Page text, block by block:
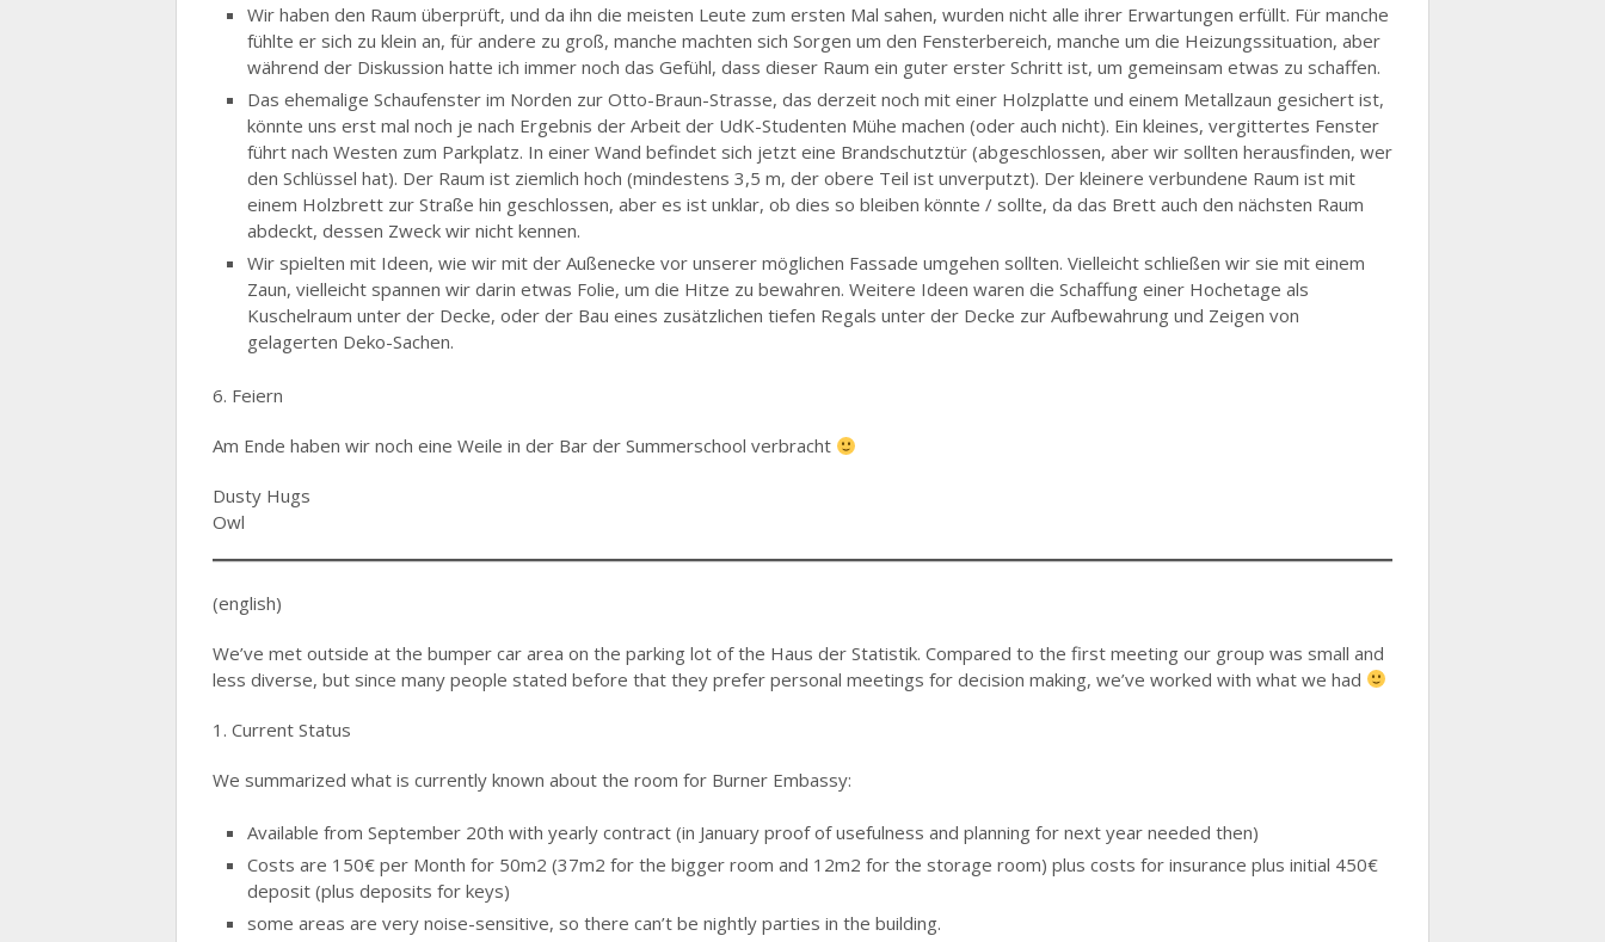
Wir haben den Raum überprüft, und da ihn die meisten Leute zum ersten Mal sahen, wurden nicht alle ihrer Erwartungen erfüllt. Für manche
fühlte er sich zu klein an, für andere zu groß, manche machten sich Sorgen um den Fensterbereich, manche um die Heizungssituation, aber
während der Diskussion hatte ich immer noch das Gefühl, dass dieser Raum ein guter erster Schritt ist, um gemeinsam etwas zu schaffen.
Das ehemalige Schaufenster im Norden zur Otto-Braun-Strasse, das derzeit noch mit einer Holzplatte und einem Metallzaun gesichert ist,
könnte uns erst mal noch je nach Ergebnis der Arbeit der UdK-Studenten Mühe machen (oder auch nicht). Ein kleines, vergittertes Fenster
führt nach Westen zum Parkplatz. In einer Wand befindet sich jetzt eine Brandschutztür (abgeschlossen, aber wir sollten herausfinden, wer
den Schlüssel hat). Der Raum ist ziemlich hoch (mindestens 3,5 m, der obere Teil ist unverputzt). Der kleinere verbundene Raum ist mit
einem Holzbrett zur Straße hin geschlossen, aber es ist unklar, ob dies so bleiben könnte / sollte, da das Brett auch den nächsten Raum
abdeckt, dessen Zweck wir nicht kennen.
Wir spielten mit Ideen, wie wir mit der Außenecke vor unserer möglichen Fassade umgehen sollten. Vielleicht schließen wir sie mit einem
Zaun, vielleicht spannen wir darin etwas Folie, um die Hitze zu bewahren. Weitere Ideen waren die Schaffung einer Hochetage als
Kuschelraum unter der Decke, oder der Bau eines zusätzlichen tiefen Regals unter der Decke zur Aufbewahrung und Zeigen von
gelagerten Deko-Sachen.
6. Feiern
Am Ende haben wir noch eine Weile in der Bar der Summerschool verbracht
Dusty Hugs
Owl
(english)
We’ve met outside at the bumper car area on the parking lot of the Haus der Statistik. Compared to the first meeting our group was small and
less diverse, but since many people stated before that they prefer personal meetings for decision making, we’ve worked with what we had
1. Current Status
We summarized what is currently known about the room for Burner Embassy:
Available from September 20th with yearly contract (in January proof of usefulness and planning for next year needed then)
Costs are 150€ per Month for 50m2 (37m2 for the bigger room and 12m2 for the storage room) plus costs for insurance plus initial 450€
deposit (plus deposits for keys)
some areas are very noise-sensitive, so there can’t be nightly parties in the building.